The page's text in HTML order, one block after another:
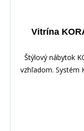
Vitrína
Štýlový nábytok
vzhľadom. Systém